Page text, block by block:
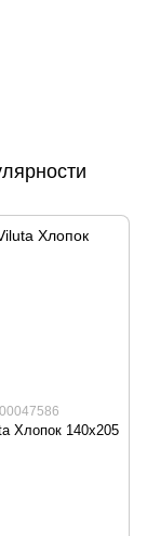
Хлопок 140х205